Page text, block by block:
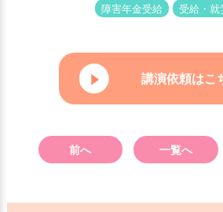
受給・就
障害年金受給
講演依頼はこ
前へ 一覧へ